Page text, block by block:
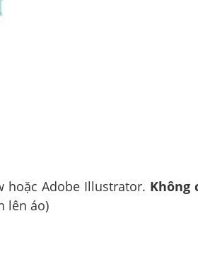
hoặc Adobe Illustrator. Không
lên áo)